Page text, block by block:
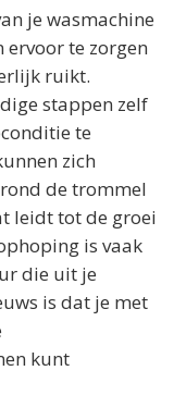
je wasmachine
te zorgen
ruikt.
stappen zelf
te
zich
de trommel
leidt tot de groei
is vaak
die uit je
is dat je met
kunt